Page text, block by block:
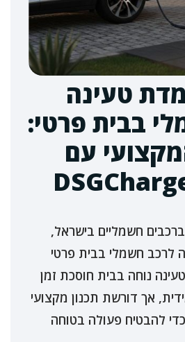
טעינה
בבית פרטי:
עם
חשמליים בישראל,
לרכב חשמלי בבית פרטי
נוחה בבית חוסכת זמן
אך דורשת תכנון מקצועי
כדי להבטיח פעולה בטוחה